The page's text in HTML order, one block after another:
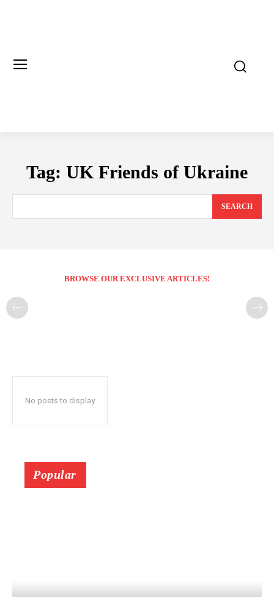
Tag: UK Friends of Ukraine
SEARCH
BROWSE OUR EXCLUSIVE ARTICLES!
No posts to display
Popular